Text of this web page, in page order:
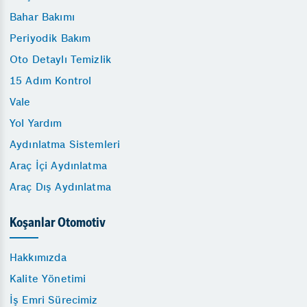
Bahar Bakımı
Periyodik Bakım
Oto Detaylı Temizlik
15 Adım Kontrol
Vale
Yol Yardım
Aydınlatma Sistemleri
Araç İçi Aydınlatma
Araç Dış Aydınlatma
Koşanlar Otomotiv
Hakkımızda
Kalite Yönetimi
İş Emri Sürecimiz